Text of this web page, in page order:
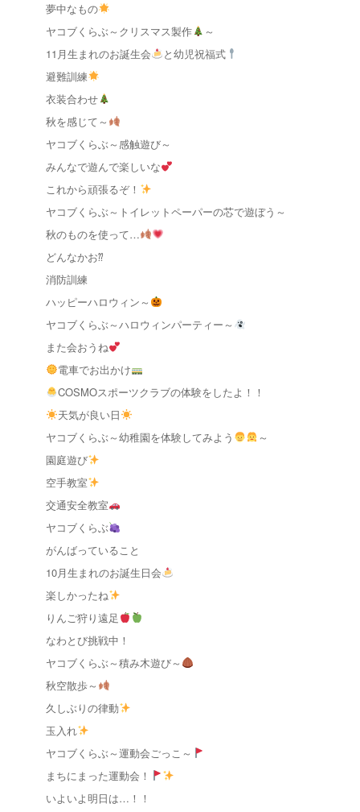
夢中なもの
ヤコブくらぶ～クリスマス製作
～
11月生まれのお誕生会
と幼児祝福式
避難訓練
衣装合わせ
秋を感じて～
ヤコブくらぶ～感触遊び～
みんなで遊んで楽しいな
これから頑張るぞ！
ヤコブくらぶ～トイレットペーパーの芯で遊ぼう～
秋のものを使って…
どんなかお⁇
消防訓練
ハッピーハロウィン～
ヤコブくらぶ～ハロウィンパーティー～
また会おうね
電車でお出かけ
COSMOスポーツクラブの体験をしたよ！！
天気が良い日
ヤコブくらぶ～幼稚園を体験してみよう
～
園庭遊び
空手教室
交通安全教室
ヤコブくらぶ
がんばっていること
10月生まれのお誕生日会
楽しかったね
りんご狩り遠足
なわとび挑戦中！
ヤコブくらぶ～積み木遊び～
秋空散歩～
久しぶりの律動
玉入れ
ヤコブくらぶ～運動会ごっこ～
まちにまった運動会！
いよいよ明日は…！！